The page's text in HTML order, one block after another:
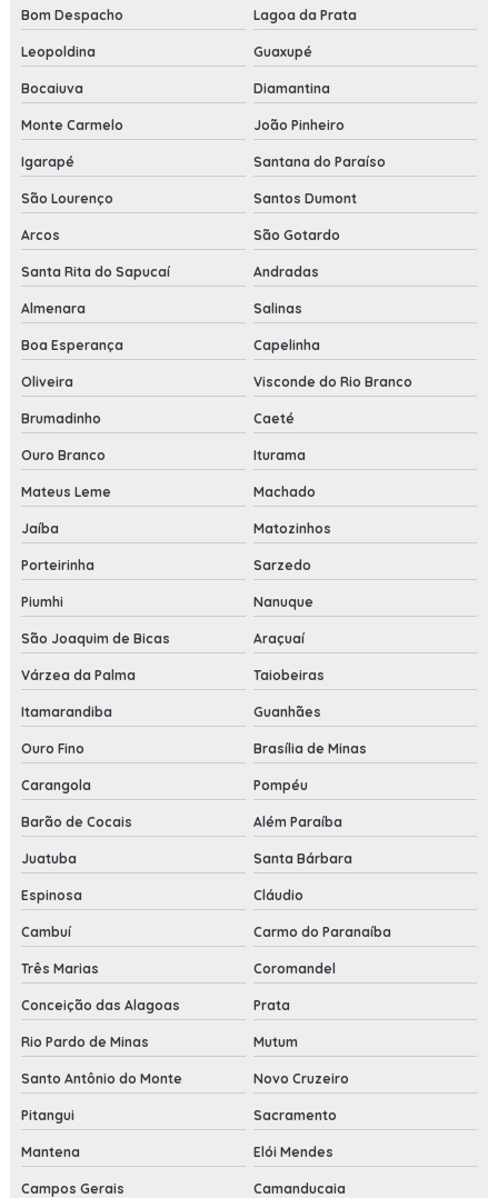
Bom Despacho Lagoa da Prata
Leopoldina Guaxupé
Bocaiuva Diamantina
Monte Carmelo João Pinheiro
Igarapé Santana do Paraíso
São Lourenço Santos Dumont
Arcos São Gotardo
Santa Rita do Sapucaí Andradas
Almenara Salinas
Boa Esperança Capelinha
Oliveira Visconde do Rio Branco
Brumadinho Caeté
Ouro Branco Iturama
Mateus Leme Machado
Jaíba Matozinhos
Porteirinha Sarzedo
Piumhi Nanuque
São Joaquim de Bicas Araçuaí
Várzea da Palma Taiobeiras
Itamarandiba Guanhães
Ouro Fino Brasília de Minas
Carangola Pompéu
Barão de Cocais Além Paraíba
Juatuba Santa Bárbara
Espinosa Cláudio
Cambuí Carmo do Paranaíba
Três Marias Coromandel
Conceição das Alagoas Prata
Rio Pardo de Minas Mutum
Santo Antônio do Monte Novo Cruzeiro
Pitangui Sacramento
Mantena Elói Mendes
Campos Gerais Camanducaia